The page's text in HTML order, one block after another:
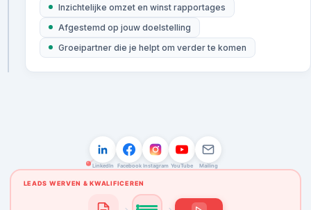
Inzichtelijke omzet en winst rapportages
Afgestemd op jouw doelstelling
Groeipartner die je helpt om verder te komen
LinkedIn Facebook Instagram YouTube Mailing
LEADS WERVEN & KWALIFICEREN